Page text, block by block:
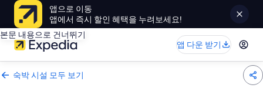
앱으로 이동
앱에서 즉시 할인 혜택을 누려보세요!
본문 내용으로 건너뛰기
앱 다운 받기
숙박 시설 모두 보기